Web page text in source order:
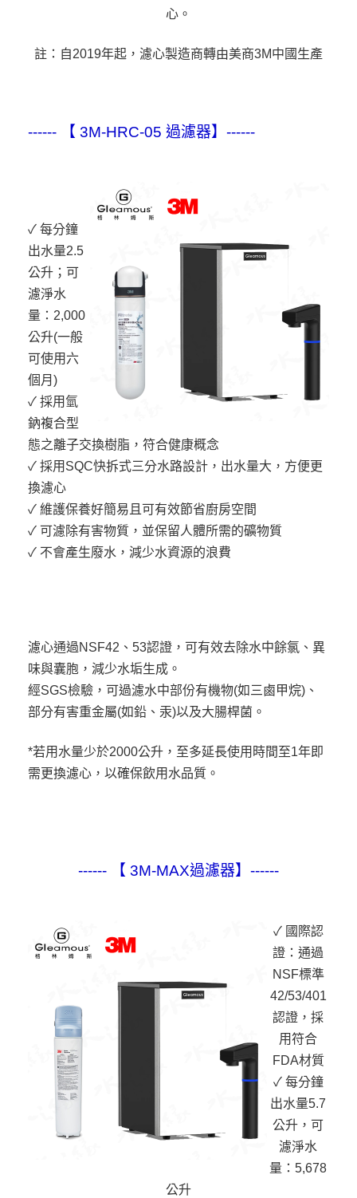
心。
註：自2019年起，濾心製造商轉由美商3M中國生產
------ 【 3M-HRC-05 過濾器】------
✓ 每分鐘
出水量2.5
公升；可
濾淨水
量：2,000
公升(一般
可使用六
個月)
✓ 採用氫
鈉複合型
態之離子交換樹脂，符合健康概念
✓ 採用SQC快拆式三分水路設計，出水量大，方便更
換濾心
✓ 維護保養好簡易且可有效節省廚房空間
✓ 可濾除有害物質，並保留人體所需的礦物質
✓ 不會產生廢水，減少水資源的浪費
濾心通過NSF42、53認證，可有效去除水中餘氯、異
味與囊胞，減少水垢生成。
經SGS檢驗，可過濾水中部份有機物(如三鹵甲烷)、
部分有害重金屬(如鉛、汞)以及大腸桿菌。
*若用水量少於2000公升，至多延長使用時間至1年即
需更換濾心，以確保飲用水品質。
------ 【 3M-MAX過濾器】------
✓ 國際認
證：通過
NSF標準
42/53/401
認證，採
用符合
FDA材質
✓ 每分鐘
出水量5.7
公升，可
濾淨水
量：5,678
公升